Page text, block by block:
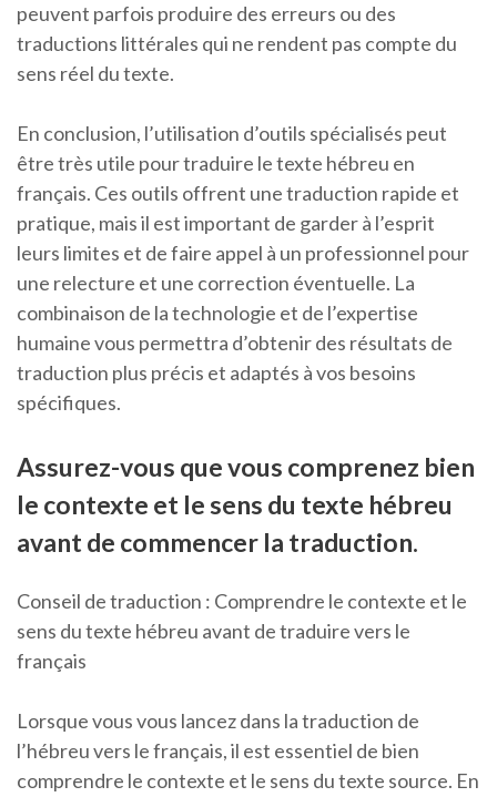
peuvent parfois produire des erreurs ou des
traductions littérales qui ne rendent pas compte du
sens réel du texte.
En conclusion, l’utilisation d’outils spécialisés peut
être très utile pour traduire le texte hébreu en
français. Ces outils offrent une traduction rapide et
pratique, mais il est important de garder à l’esprit
leurs limites et de faire appel à un professionnel pour
une relecture et une correction éventuelle. La
combinaison de la technologie et de l’expertise
humaine vous permettra d’obtenir des résultats de
traduction plus précis et adaptés à vos besoins
spécifiques.
Assurez-vous que vous comprenez bien
le contexte et le sens du texte hébreu
avant de commencer la traduction.
Conseil de traduction : Comprendre le contexte et le
sens du texte hébreu avant de traduire vers le
français
Lorsque vous vous lancez dans la traduction de
l’hébreu vers le français, il est essentiel de bien
comprendre le contexte et le sens du texte source. En